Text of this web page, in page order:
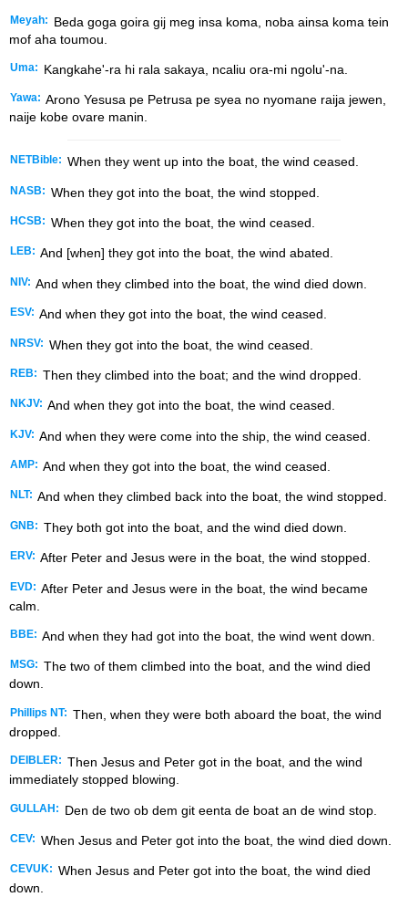
Meyah:
Beda goga goira gij meg insa koma, noba ainsa koma tein
mof aha toumou.
Uma: Kangkahe'-ra hi rala sakaya, ncaliu ora-mi ngolu'-na.
Yawa: Arono Yesusa pe Petrusa pe syea no nyomane raija jewen,
naije kobe ovare manin.
NETBible: When they went up into the boat, the wind ceased.
NASB: When they got into the boat, the wind stopped.
HCSB: When they got into the boat, the wind ceased.
LEB: And [when] they got into the boat, the wind abated.
NIV: And when they climbed into the boat, the wind died down.
ESV: And when they got into the boat, the wind ceased.
NRSV: When they got into the boat, the wind ceased.
REB: Then they climbed into the boat; and the wind dropped.
NKJV: And when they got into the boat, the wind ceased.
KJV: And when they were come into the ship, the wind ceased.
AMP: And when they got into the boat, the wind ceased.
NLT: And when they climbed back into the boat, the wind stopped.
GNB: They both got into the boat, and the wind died down.
ERV: After Peter and Jesus were in the boat, the wind stopped.
EVD: After Peter and Jesus were in the boat, the wind became
calm.
BBE: And when they had got into the boat, the wind went down.
MSG: The two of them climbed into the boat, and the wind died
down.
Phillips NT: Then, when they were both aboard the boat, the wind
dropped.
DEIBLER: Then Jesus and Peter got in the boat, and the wind
immediately stopped blowing.
GULLAH: Den de two ob dem git eenta de boat an de wind stop.
CEV: When Jesus and Peter got into the boat, the wind died down.
CEVUK: When Jesus and Peter got into the boat, the wind died
down.